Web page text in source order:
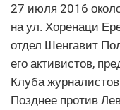
27 июля 2016
на ул. Хоренаци
отдел Шенгавит
его активистов,
Клуба
Позднее против